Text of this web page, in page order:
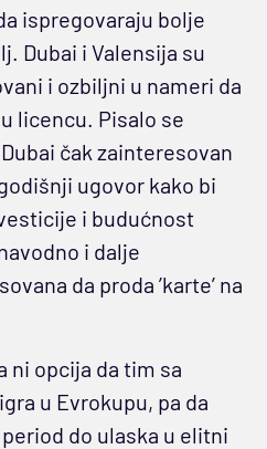
ispregovaraju bolje
Dubai i Valensija su
i ozbiljni u nameri da
licencu. Pisalo se
čak zainteresovan
ugovor kako bi
i budućnost
i dalje
da proda ’karte’ na
ni opcija da tim sa
u Evrokupu, pa da
do ulaska u elitni